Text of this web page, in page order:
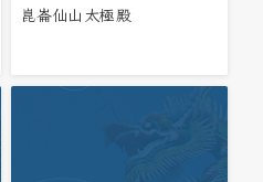
崑崙仙山太極殿